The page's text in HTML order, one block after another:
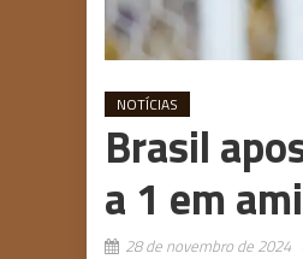
NOTÍCIAS
Brasil
a 1 em
28 de novembro de 2024